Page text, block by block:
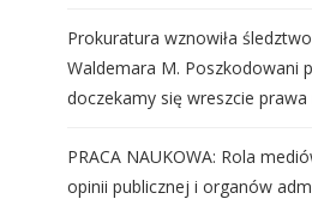
Prokuratura wznowiła
Waldemara M. Poszkodowani
doczekamy się wreszcie
PRACA NAUKOWA: Rola
opinii publicznej i organów